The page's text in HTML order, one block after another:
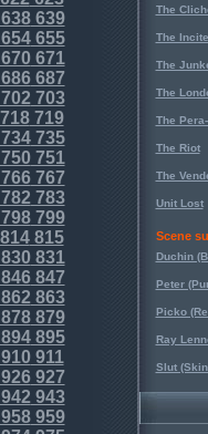
638639
655
671
687
703
718719
735
751
767
783
798799
815
831
847
863
878879
895
911
927
943
958959
The
The
The
The
The
The Riot
The
Unit Lost
Scene
Duchin
Peter
Picko
Ray
Slut